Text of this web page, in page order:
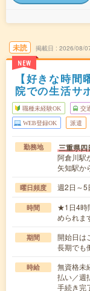
未読
NEW
掲載日 2026/08/
【好きな時
院での生活サ
職種未経験OK 交
WEB登録OK 派遣
勤務地 三重県四
阿倉川駅
矢知駅か
曜日頻度 週2日～
時間
★1日4時
められま
期間
開始日
長期でも
時給
無資格未
払い／週
手続き完